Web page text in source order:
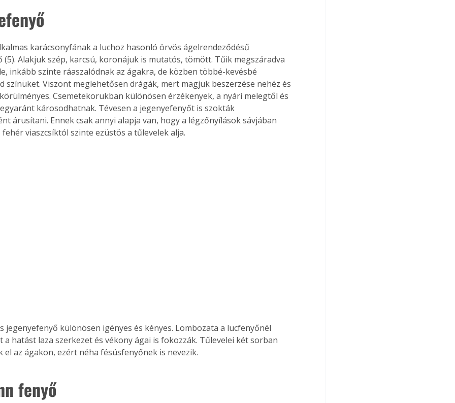
az
Old
Együtt jobban megéri!
Bővebb információ itt!
Együtt jobban megéri! A
könyvek tetszőleges
párosítással kedvezményes
áron, 0 Ft postaköltséggel
karácsonyfának a luchoz hasonló örvös ágelrendeződésű
(5). Alakjuk szép, karcsú, koronájuk is mutatós, tömött. Tűik megszáradva
inkább szinte ráaszalódnak az ágakra, de közben többé-kevésbé
színüket. Viszont meglehetősen drágák, mert magjuk beszerzése nehéz és
Csemetekorukban különösen érzékenyek, a nyári melegtől és
károsodhatnak. Tévesen a jegenyefenyőt is szokták
árusítani. Ennek csak annyi alapja van, hogy a légzőnyílások sávjában
viaszcsíktól szinte ezüstös a tűlevelek alja.
jegenyefenyő különösen igényes és kényes. Lombozata a lucfenyőnél
a hatást laza szerkezet és vékony ágai is fokozzák. Tűlevelei két sorban
el az ágakon, ezért néha fésüsfenyőnek is nevezik.
fenyő